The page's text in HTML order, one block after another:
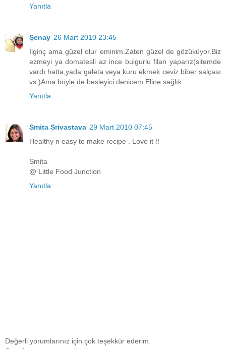
Yanıtla
Şenay 26 Mart 2010 23:45
İlginç ama güzel olur eminim.Zaten güzel de gözüküyor.Biz
ezmeyi ya domatesli az ince bulgurlu filan yaparız(sitemde
vardı hatta,yada galeta veya kuru ekmek ceviz biber salçası
vs.)Ama böyle de besleyici denicem.Eline sağlık...
Yanıtla
Smita Srivastava 29 Mart 2010 07:45
Healthy n easy to make recipe . Love it !!
Smita
@ Little Food Junction
Yanıtla
Değerli yorumlarınız için çok teşekkür ederim.